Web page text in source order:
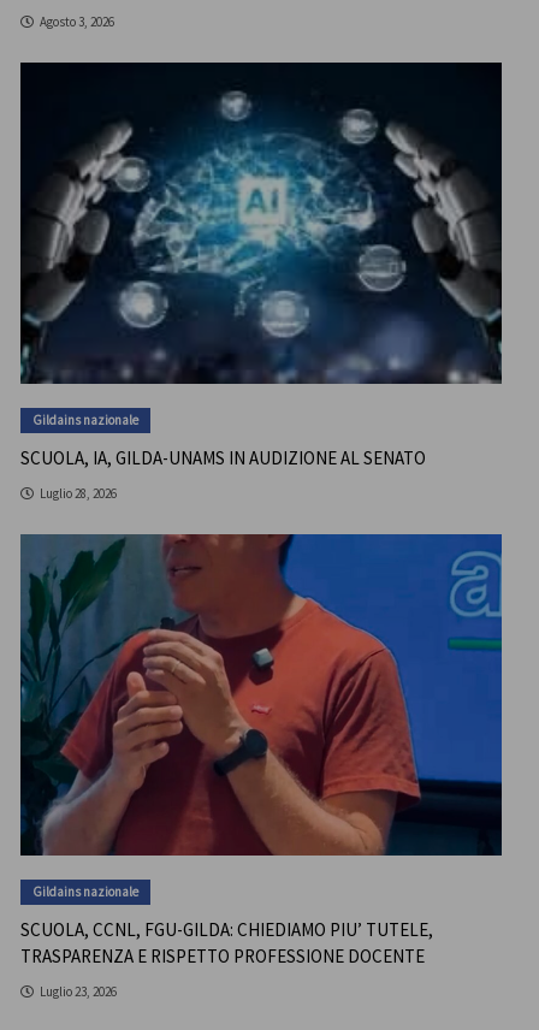
Agosto 3, 2026
Gildains nazionale
SCUOLA, IA, GILDA-UNAMS IN AUDIZIONE AL SENATO
Luglio 28, 2026
Gildains nazionale
SCUOLA, CCNL, FGU-GILDA: CHIEDIAMO PIU’ TUTELE,
TRASPARENZA E RISPETTO PROFESSIONE DOCENTE
Luglio 23, 2026